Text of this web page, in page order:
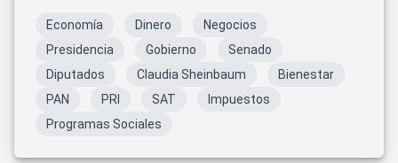
Economía Dinero
Negocios
Presidencia
Gobierno
Senado
Diputados
Claudia Sheinbaum
Bienestar
PAN
PRI SAT
Impuestos
Programas Sociales